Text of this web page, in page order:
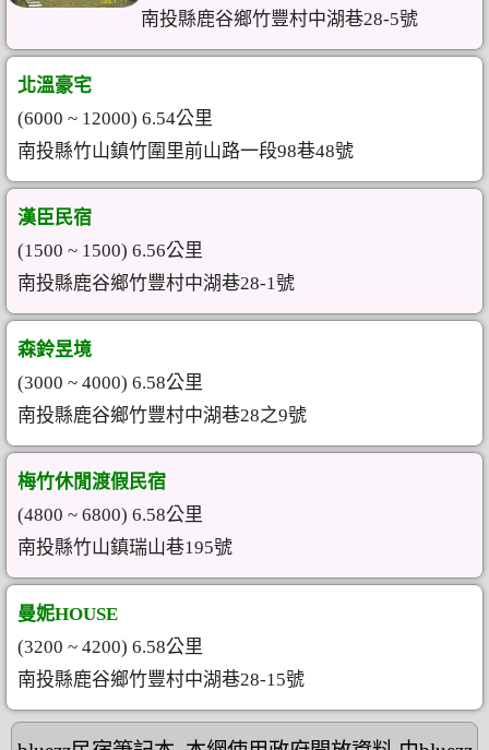
南投縣鹿谷鄉竹豐村中湖巷28-5號
北溫豪宅
(6000 ~ 12000) 6.54公里
南投縣竹山鎮竹圍里前山路一段98巷48號
漢臣民宿
(1500 ~ 1500) 6.56公里
南投縣鹿谷鄉竹豐村中湖巷28-1號
森鈴昱境
(3000 ~ 4000) 6.58公里
南投縣鹿谷鄉竹豐村中湖巷28之9號
梅竹休閒渡假民宿
(4800 ~ 6800) 6.58公里
南投縣竹山鎮瑞山巷195號
曼妮HOUSE
(3200 ~ 4200) 6.58公里
南投縣鹿谷鄉竹豐村中湖巷28-15號